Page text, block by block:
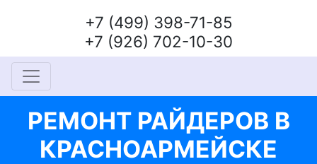
+7 (499) 398-71-85
+7 (926) 702-10-30
РЕМОНТ РАЙДЕРОВ В
КРАСНОАРМЕЙСКЕ